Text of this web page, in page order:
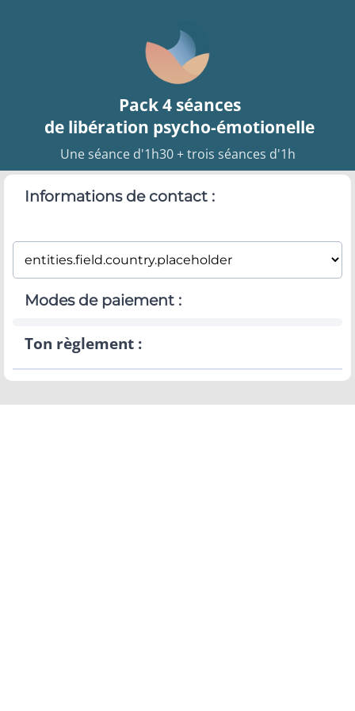
Pack 4 séances
de libération psycho-émotionelle
Une séance d'1h30 + trois séances d'1h
Informations de contact :
Modes de paiement :
Ton règlement :